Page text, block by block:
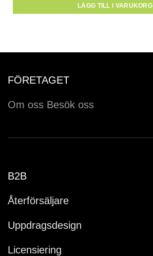
LÄGG TILL I VARUKORG
FÖRETAGET
Om oss Besök oss
B2B
Återförsäljare
Uppdragsdesign
Licensiering